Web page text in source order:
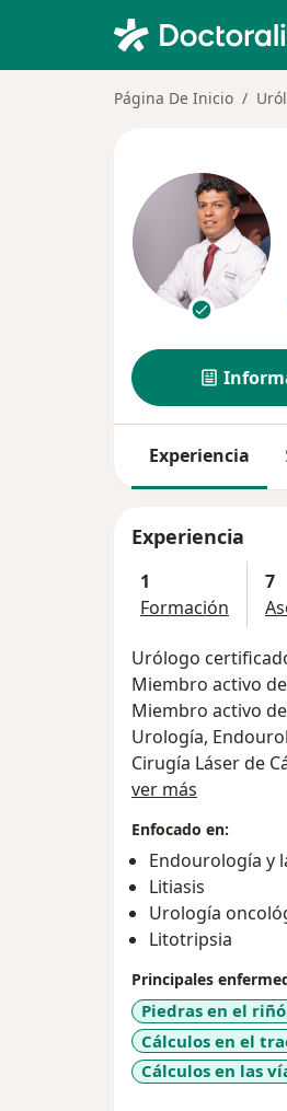
Página De Inicio
Experiencia
Experiencia
1
Formación
7
Urólogo
Miembro activo
Miembro activo
Urología,
Cirugía Láser de
Cirugía de
ver más
Enfocado en:
Endourología y
Litiasis
Urología
Litotripsia
Principales
Piedras en el
Cálculos en el
Cálculos en las